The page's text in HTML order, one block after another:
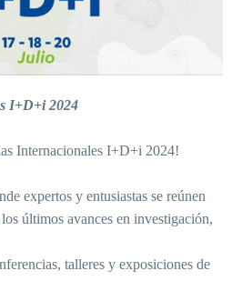
I+D+i 2024
Internacionales I+D+i 2024!
expertos y entusiastas se reúnen
últimos avances en investigación,
talleres y exposiciones de